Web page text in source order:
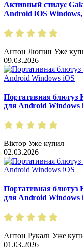
Активный стилус
Android IOS Windows,
Антон Люпин Уже
09.03.2026
Портативная блютуз
для Android Windows
Вiктор Уже купил
02.03.2026
Портативная блютуз
для Android Windows
Антон Рукаль Уже
01.03.2026